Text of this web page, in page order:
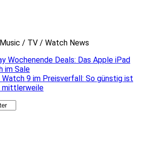
/ TV / Watch News
Wochenende Deals: Das Apple iPad
im Sale
Watch 9 im Preisverfall: So günstig ist
mittlerweile